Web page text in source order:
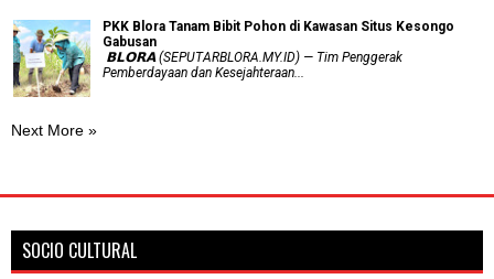
PKK Blora Tanam Bibit Pohon di Kawasan Situs Kesongo
Gabusan
‎ 𝗕𝗟𝗢𝗥𝗔 (SEPUTARBLORA.MY.ID) — Tim Penggerak
Pemberdayaan dan Kesejahteraan...
Next More »
SOCIO CULTURAL